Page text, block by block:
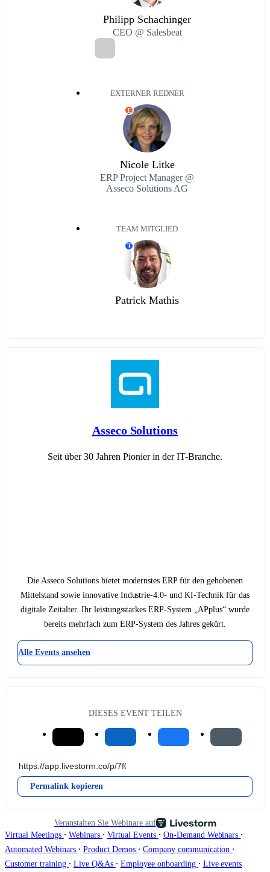
Philipp Schachinger
CEO @ Salesbeat
EXTERNER REDNER
E
Nicole Litke
ERP Project Manager @
Asseco Solutions AG
TEAM MITGLIED
T
Patrick Mathis
Asseco Solutions
Seit über 30 Jahren Pionier in der IT-Branche.
Die Asseco Solutions bietet modernstes ERP für den gehobenen
Mittelstand sowie innovative Industrie-4.0- und KI-Technik für das
digitale Zeitalter. Ihr leistungsstarkes ERP-System „APplus“ wurde
bereits mehrfach zum ERP-System des Jahres gekürt.
Alle Events ansehen
DIESES EVENT TEILEN
Permalink kopieren
Veranstalten Sie Webinare auf
Virtual Meetings ∙ Webinars ∙ Virtual Events ∙ On-Demand Webinars ∙
Automated Webinars ∙ Product Demos ∙ Company communication ∙
Customer training ∙ Live Q&As ∙ Employee onboarding ∙ Live events